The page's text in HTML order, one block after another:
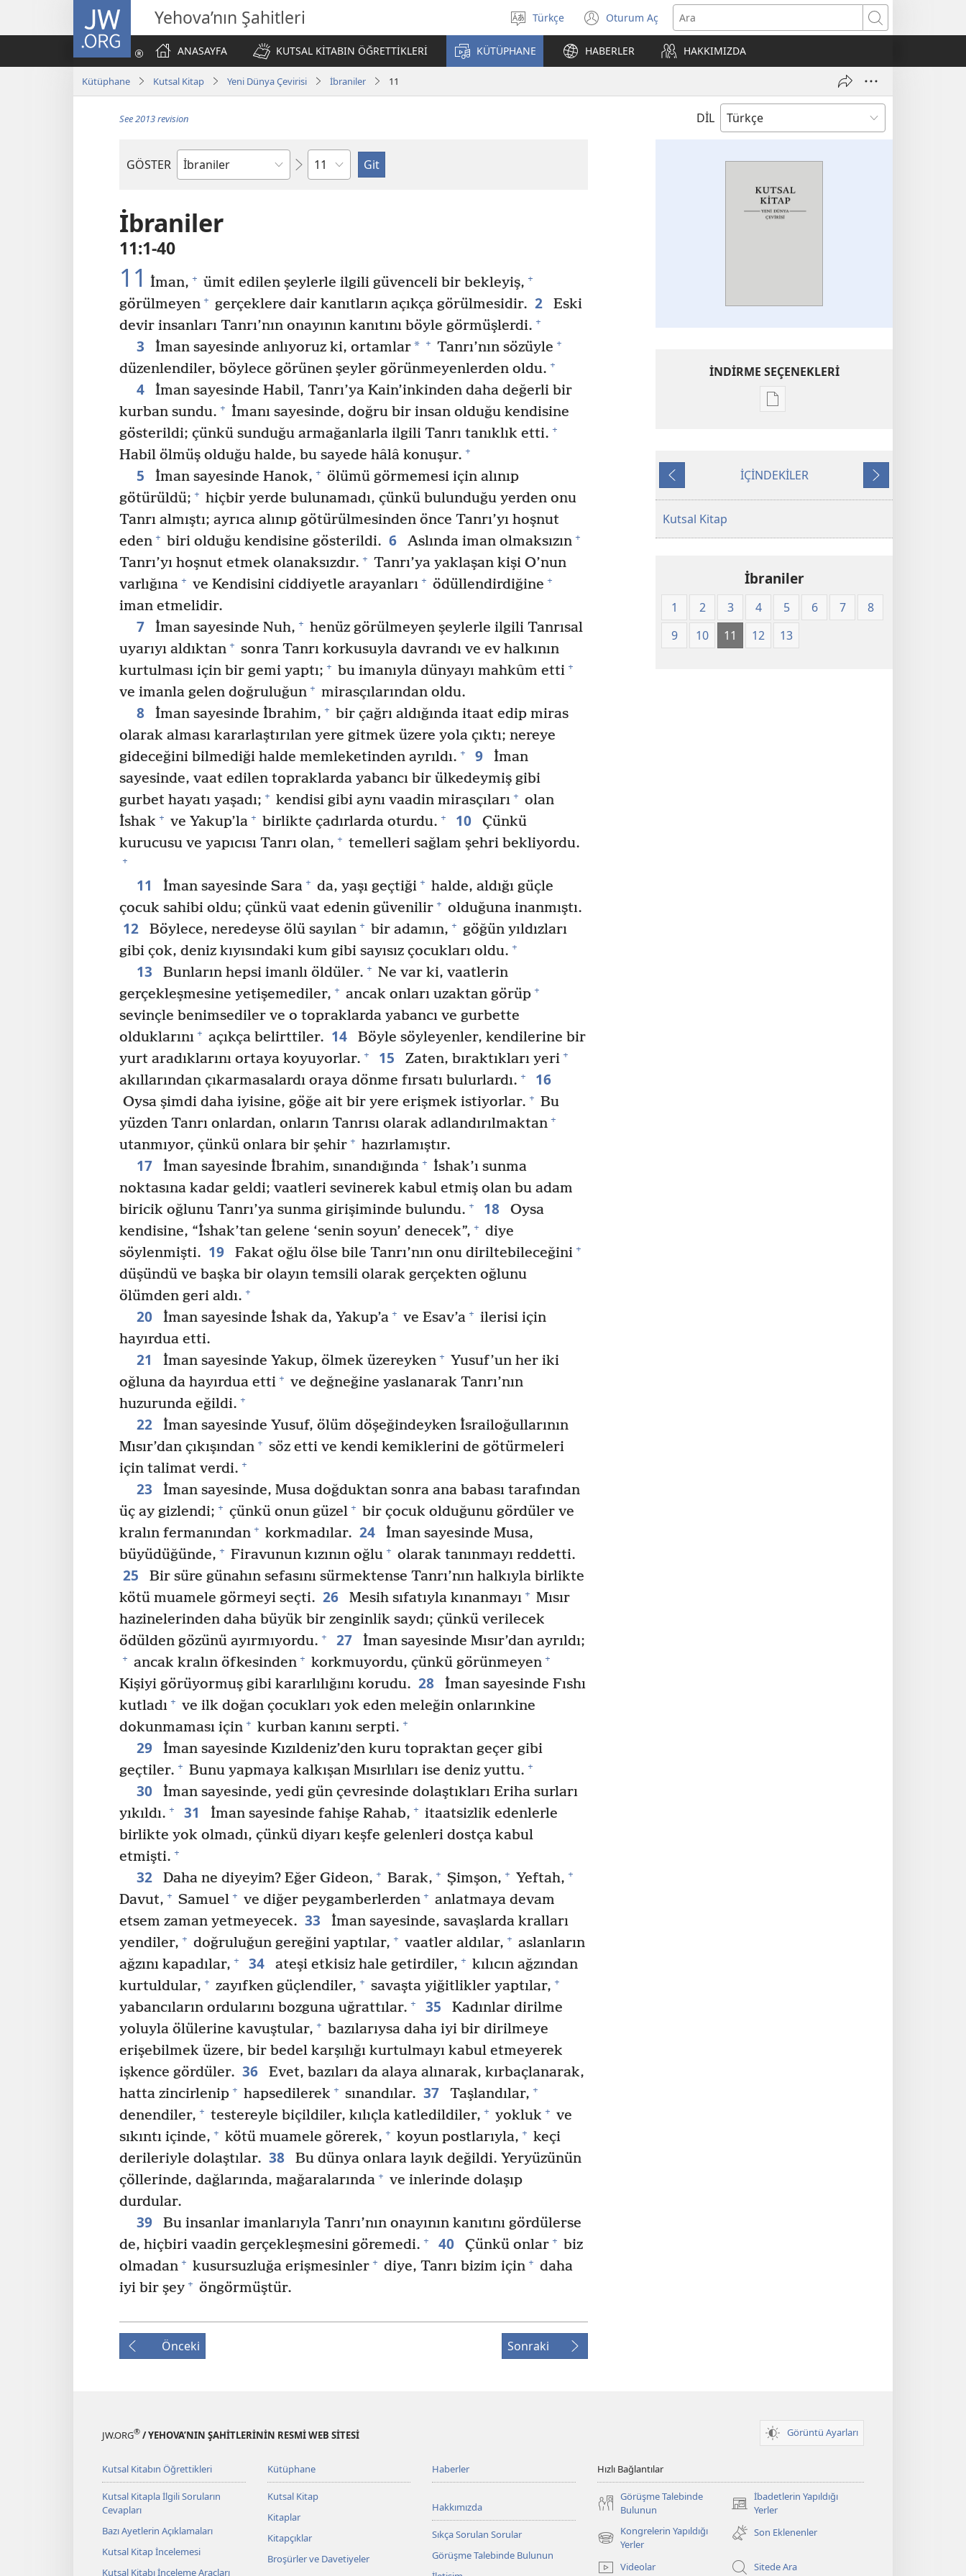
JW.ORG Yehova’nın Şahitleri
Dil
seçin
Türkçe Oturum Aç
(yeni
pencere
açar)
Ara
ANASAYFA
KUTSAL KİTABIN ÖĞRETTİKLERİ KÜTÜPHANE HABERLER HAKKIMIZDA
Kütüphane Kutsal Kitap Yeni Dünya Çevirisi İbraniler 11
DİL
See 2013 revision
GÖSTER
Kutsal
Kitap
Bölüm
İbraniler
11:1-40
11 İman, + ümit edilen şeylerle ilgili güvenceli bir bekleyiş, +
görülmeyen + gerçeklere dair kanıtların açıkça görülmesidir. 2
Eski
devir insanları Tanrı’nın onayının kanıtını böyle görmüşlerdi. +
3 İman sayesinde anlıyoruz ki, ortamlar* + Tanrı’nın sözüyle +
düzenlendiler, böylece görünen şeyler görünmeyenlerden oldu. +
4
İman sayesinde Habil, Tanrı’ya Kain’inkinden daha değerli bir
kurban sundu. + İmanı sayesinde, doğru bir insan olduğu kendisine
gösterildi; çünkü sunduğu armağanlarla ilgili Tanrı tanıklık etti. +
Habil ölmüş olduğu halde, bu sayede hâlâ konuşur. +
5 İman sayesinde Hanok, + ölümü görmemesi için alınıp
götürüldü; + hiçbir yerde bulunamadı, çünkü bulunduğu yerden onu
Tanrı almıştı; ayrıca alınıp götürülmesinden önce Tanrı’yı hoşnut
eden + biri olduğu kendisine gösterildi. 6 Aslında iman olmaksızın +
Tanrı’yı hoşnut etmek olanaksızdır. + Tanrı’ya yaklaşan kişi O’nun
varlığına + ve Kendisini ciddiyetle arayanları + ödüllendirdiğine +
iman etmelidir.
7 İman sayesinde Nuh, + henüz görülmeyen şeylerle ilgili Tanrısal
uyarıyı aldıktan + sonra Tanrı korkusuyla davrandı ve ev halkının
kurtulması için bir gemi yaptı; + bu imanıyla dünyayı mahkûm etti +
ve imanla gelen doğruluğun + mirasçılarından oldu.
8 İman sayesinde İbrahim, + bir çağrı aldığında itaat edip miras
olarak alması kararlaştırılan yere gitmek üzere yola çıktı; nereye
gideceğini bilmediği halde memleketinden ayrıldı. + 9
İman
sayesinde, vaat edilen topraklarda yabancı bir ülkedeymiş gibi
gurbet hayatı yaşadı; + kendisi gibi aynı vaadin mirasçıları + olan
İshak + ve Yakup’la + birlikte çadırlarda oturdu. + 10
Çünkü
kurucusu ve yapıcısı Tanrı olan, + temelleri sağlam şehri bekliyordu.
+
11 İman sayesinde Sara + da, yaşı geçtiği + halde, aldığı güçle
çocuk sahibi oldu; çünkü vaat edenin güvenilir + olduğuna inanmıştı.
12 Böylece, neredeyse ölü sayılan + bir adamın, + göğün yıldızları
gibi çok, deniz kıyısındaki kum gibi sayısız çocukları oldu. +
13 Bunların hepsi imanlı öldüler. + Ne var ki, vaatlerin
gerçekleşmesine yetişemediler, + ancak onları uzaktan görüp +
sevinçle benimsediler ve o topraklarda yabancı ve gurbette
olduklarını + açıkça belirttiler. 14
Böyle söyleyenler, kendilerine bir
yurt aradıklarını ortaya koyuyorlar. + 15 Zaten, bıraktıkları yeri +
akıllarından çıkarmasalardı oraya dönme fırsatı bulurlardı. + 16
Oysa şimdi daha iyisine, göğe ait bir yere erişmek istiyorlar. + Bu
yüzden Tanrı onlardan, onların Tanrısı olarak adlandırılmaktan +
utanmıyor, çünkü onlara bir şehir + hazırlamıştır.
17 İman sayesinde İbrahim, sınandığında + İshak’ı sunma
noktasına kadar geldi; vaatleri sevinerek kabul etmiş olan bu adam
biricik oğlunu Tanrı’ya sunma girişiminde bulundu. + 18
Oysa
kendisine, “İshak’tan gelene ‘senin soyun’ denecek”, + diye
söylenmişti. 19 Fakat oğlu ölse bile Tanrı’nın onu diriltebileceğini +
düşündü ve başka bir olayın temsili olarak gerçekten oğlunu
ölümden geri aldı. +
20 İman sayesinde İshak da, Yakup’a + ve Esav’a + ilerisi için
hayırdua etti.
21 İman sayesinde Yakup, ölmek üzereyken + Yusuf’un her iki
oğluna da hayırdua etti + ve değneğine yaslanarak Tanrı’nın
huzurunda eğildi. +
22
İman sayesinde Yusuf, ölüm döşeğindeyken İsrailoğullarının
Mısır’dan çıkışından + söz etti ve kendi kemiklerini de götürmeleri
için talimat verdi. +
23
İman sayesinde, Musa doğduktan sonra ana babası tarafından
üç ay gizlendi; + çünkü onun güzel + bir çocuk olduğunu gördüler ve
kralın fermanından + korkmadılar. 24
İman sayesinde Musa,
büyüdüğünde, + Firavunun kızının oğlu + olarak tanınmayı reddetti.
25
Bir süre günahın sefasını sürmektense Tanrı’nın halkıyla birlikte
kötü muamele görmeyi seçti. 26 Mesih sıfatıyla kınanmayı + Mısır
hazinelerinden daha büyük bir zenginlik saydı; çünkü verilecek
ödülden gözünü ayırmıyordu. + 27 İman sayesinde Mısır’dan ayrıldı;
+ ancak kralın öfkesinden + korkmuyordu, çünkü görünmeyen +
Kişiyi görüyormuş gibi kararlılığını korudu. 28
İman sayesinde Fıshı
kutladı + ve ilk doğan çocukları yok eden meleğin onlarınkine
dokunmaması için + kurban kanını serpti. +
29
İman sayesinde Kızıldeniz’den kuru topraktan geçer gibi
geçtiler. + Bunu yapmaya kalkışan Mısırlıları ise deniz yuttu. +
30
İman sayesinde, yedi gün çevresinde dolaştıkları Eriha surları
yıkıldı. + 31 İman sayesinde fahişe Rahab, + itaatsizlik edenlerle
birlikte yok olmadı, çünkü diyarı keşfe gelenleri dostça kabul
etmişti. +
32 Daha ne diyeyim? Eğer Gideon, + Barak, + Şimşon, + Yeftah, +
Davut, + Samuel + ve diğer peygamberlerden + anlatmaya devam
etsem zaman yetmeyecek. 33
İman sayesinde, savaşlarda kralları
yendiler, + doğruluğun gereğini yaptılar, + vaatler aldılar, + aslanların
ağzını kapadılar, + 34 ateşi etkisiz hale getirdiler, + kılıcın ağzından
kurtuldular, + zayıfken güçlendiler, + savaşta yiğitlikler yaptılar, +
yabancıların ordularını bozguna uğrattılar. + 35
Kadınlar dirilme
yoluyla ölülerine kavuştular, + bazılarıysa daha iyi bir dirilmeye
erişebilmek üzere, bir bedel karşılığı kurtulmayı kabul etmeyerek
işkence gördüler. 36
Evet, bazıları da alaya alınarak, kırbaçlanarak,
hatta zincirlenip + hapsedilerek + sınandılar. 37 Taşlandılar, +
denendiler, + testereyle biçildiler, kılıçla katledildiler, + yokluk + ve
sıkıntı içinde, + kötü muamele görerek, + koyun postlarıyla, + keçi
derileriyle dolaştılar. 38
Bu dünya onlara layık değildi. Yeryüzünün
çöllerinde, dağlarında, mağaralarında + ve inlerinde dolaşıp
durdular.
39
Bu insanlar imanlarıyla Tanrı’nın onayının kanıtını gördülerse
de, hiçbiri vaadin gerçekleşmesini göremedi. + 40 Çünkü onlar + biz
olmadan + kusursuzluğa erişmesinler + diye, Tanrı bizim için + daha
iyi bir şey + öngörmüştür.
Önceki Sonraki
İNDİRME SEÇENEKLERİ
Dijital
Kutsal
Önceki
İÇİNDEKİLER
Sonraki
Kutsal Kitap
İbraniler
1 2 3 4 5 6 7
8
9
10 11 12 13
JW.ORG® / YEHOVA’NIN ŞAHİTLERİNİN RESMİ WEB SİTESİ Görüntü Ayarları
Kutsal Kitabın Öğrettikleri
Kutsal Kitapla İlgili Soruların
Cevapları
Bazı Ayetlerin Açıklamaları
Kutsal Kitap İncelemesi
Kutsal Kitabı İnceleme Araçları
Kütüphane
Kutsal Kitap
Kitaplar
Kitapçıklar
Broşürler ve Davetiyeler
Haberler
Hakkımızda
Sıkça Sorulan Sorular
Görüşme Talebinde Bulunun
Hızlı Bağlantılar
Görüşme Talebinde
Bulunun
İbadetlerin Yapıldığı
Yerler
(yeni
pencere
açar)
Kongrelerin Yapıldığı
Yerler
(yeni
açar)
Son Eklenenler
Videolar Sitede Ara